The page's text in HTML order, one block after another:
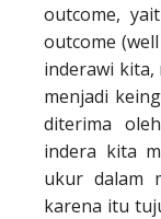
outcome,
outcome
inderawi kita,
menjadi
diterima
indera kita
ukur dalam
karena itu